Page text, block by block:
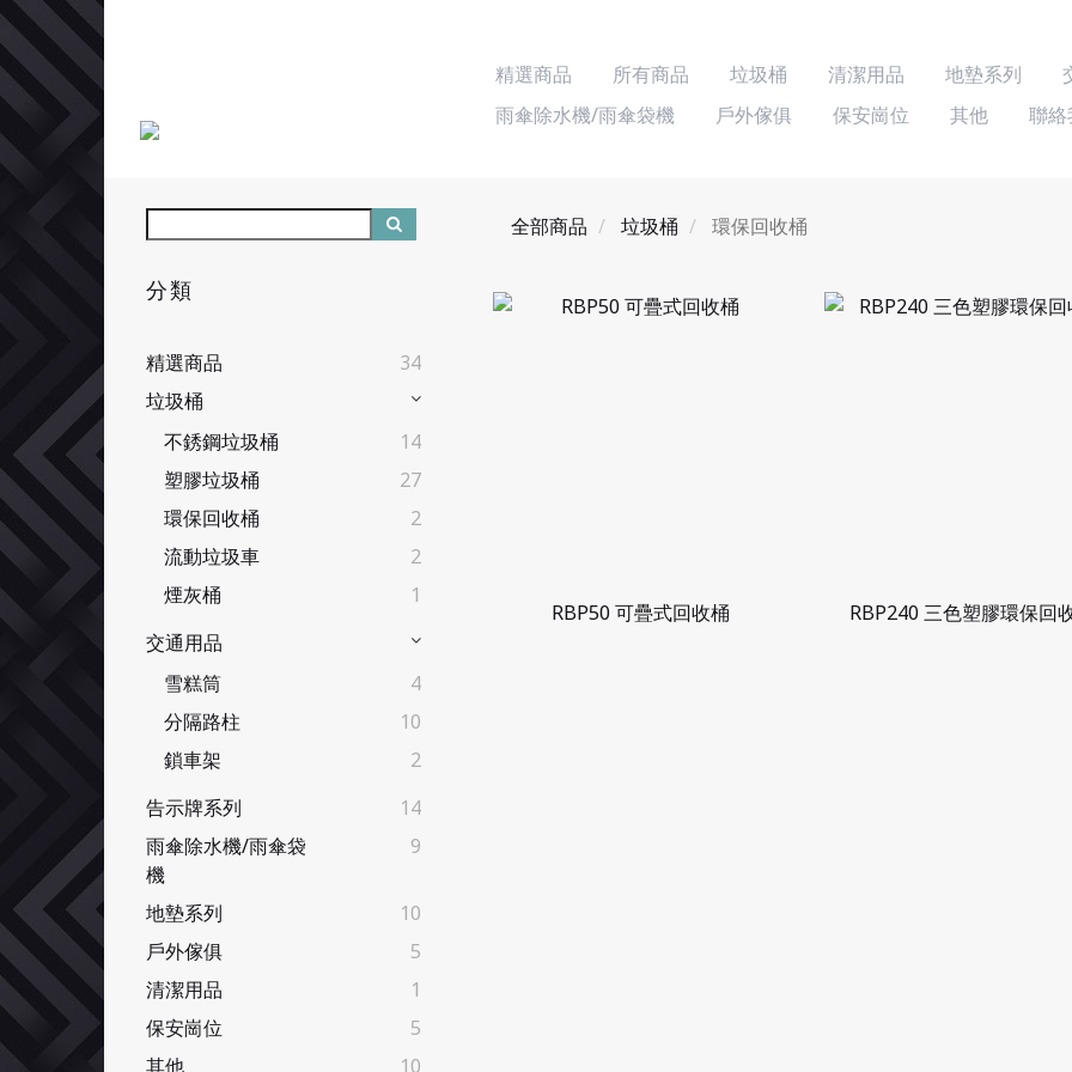
精選商品 所有商品 垃圾桶 清潔用品 地墊系列
雨傘除水機/雨傘袋機
戶外傢俱 保安崗位 其他 聯絡
分類
精選商品
34
垃圾桶
不銹鋼垃圾桶
14
塑膠垃圾桶
27
環保回收桶
2
流動垃圾車
2
煙灰桶
1
交通用品
雪糕筒
4
分隔路柱
10
鎖車架
2
告示牌系列
14
雨傘除水機/雨傘袋
機
9
地墊系列
10
戶外傢俱
5
清潔用品
1
保安崗位
5
其他
10
全部商品 垃圾桶 環保回收桶
RBP50 可疊式回收桶 RBP240 三色塑膠環保回